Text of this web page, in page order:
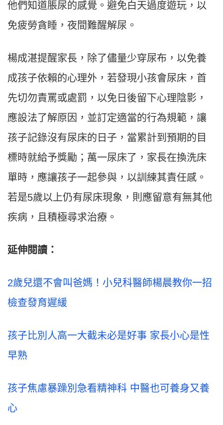
他們知道脹尿的感覺。避免白天過度遊玩，以
免疲勞貪睡，夜間難醒解尿。
楊成湛提醒家長，除了儘量少穿尿布，以免養
成孩子依賴的心理外，若發現小孩會尿床，首
先切勿責罵或處罰，以免日後留下心理陰影，
應設法了解原因，並訂定適當的行為規範，讓
孩子記錄沒有尿床的日子，當累計到預期的目
標時就給予獎勵；萬一尿床了，家長在換洗床
單時，應讓孩子一起參與，以訓練其責任感。
若是5歲以上仍有尿床現象，則應留意有無其他
疾病，且積極尋求治療。
延伸閱讀：
2歲兒還不會叫爸媽！小兒科醫師楊晨教你一招
檢查發育遲緩
孩子比別人高一大截未必是好事 家長小心是性
早熟
孩子焦慮暴躁別急看精神科 中醫也可養身又養
心